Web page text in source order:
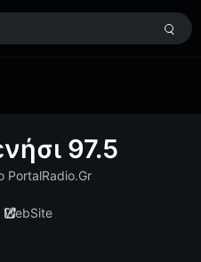
97.5
PortalRadio.Gr
WebSite